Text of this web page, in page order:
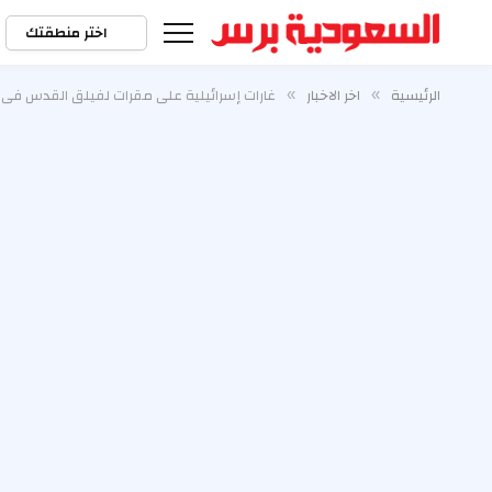
اختر منطقتك
الرئيسية » اخر الاخبار » غارات إسرائيلية على مقرات لفيلق القدس